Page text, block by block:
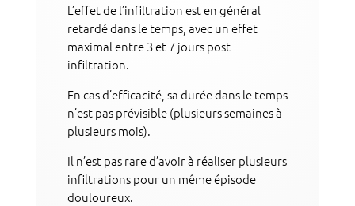
L’effet de l’infiltration est en général
retardé dans le temps, avec un effet
maximal entre 3 et 7 jours post
infiltration.
En cas d’efficacité, sa durée dans le temps
n’est pas prévisible (plusieurs semaines à
plusieurs mois).
Il n’est pas rare d’avoir à réaliser plusieurs
infiltrations pour un même épisode
douloureux.